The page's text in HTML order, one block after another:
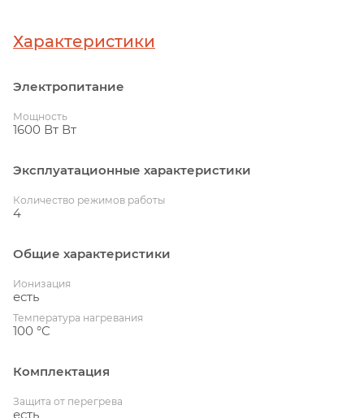
Характеристики
Электропитание
Мощность
1600 Вт Вт
Эксплуатационные характеристики
Количество режимов работы
4
Общие характеристики
Ионизация
есть
Температура нагревания
100 °C
Комплектация
Защита от перегрева
есть